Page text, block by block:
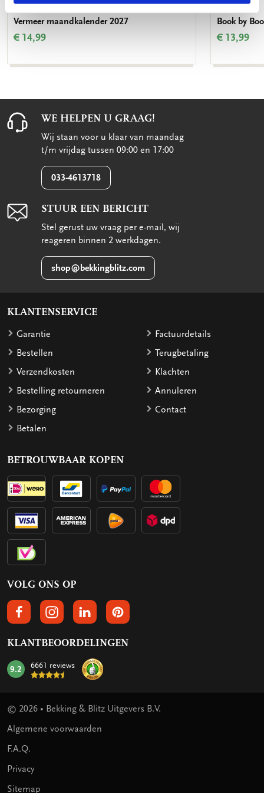
Vermeer maandkalender 2027
€ 14,99
Book by
€ 13,99
WE HELPEN U GRAAG!
Wij staan voor u klaar van maandag
t/m vrijdag tussen 09:00 en 17:00
033-4613718
STUUR EEN BERICHT
Stel gerust uw vraag per e-mail, wij
reageren binnen 2 werkdagen.
shop@bekkingblitz.com
KLANTENSERVICE
Garantie
Bestellen
Verzendkosten
Bestelling retourneren
Bezorging
Betalen
Factuurdetails
Terugbetaling
Klachten
Annuleren
Contact
BETROUWBAAR KOPEN
VOLG ONS OP
VOLGS ONS OP FACEBOOK
VOLG ONS OP INSTAGRAM
VOLG ONS OP LINKEDIN
VOLG ONS OP PINTEREST
KLANTBEOORDELINGEN
mark:
9.2 6661 reviews
© 2026 • Bekking & Blitz Uitgevers B.V.
Algemene voorwaarden
F.A.Q.
Privacy
Sitemap